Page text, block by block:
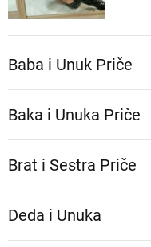
Baba i Unuk Priče
Baka i Unuka Pričе
Brat i Sestra Priče
Deda i Unuka